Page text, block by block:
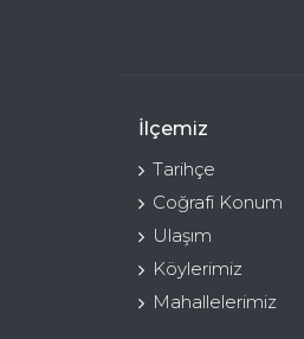
İlçemiz
Tarihçe
Coğrafi Konum
Ulaşım
Köylerimiz
Mahallelerimiz